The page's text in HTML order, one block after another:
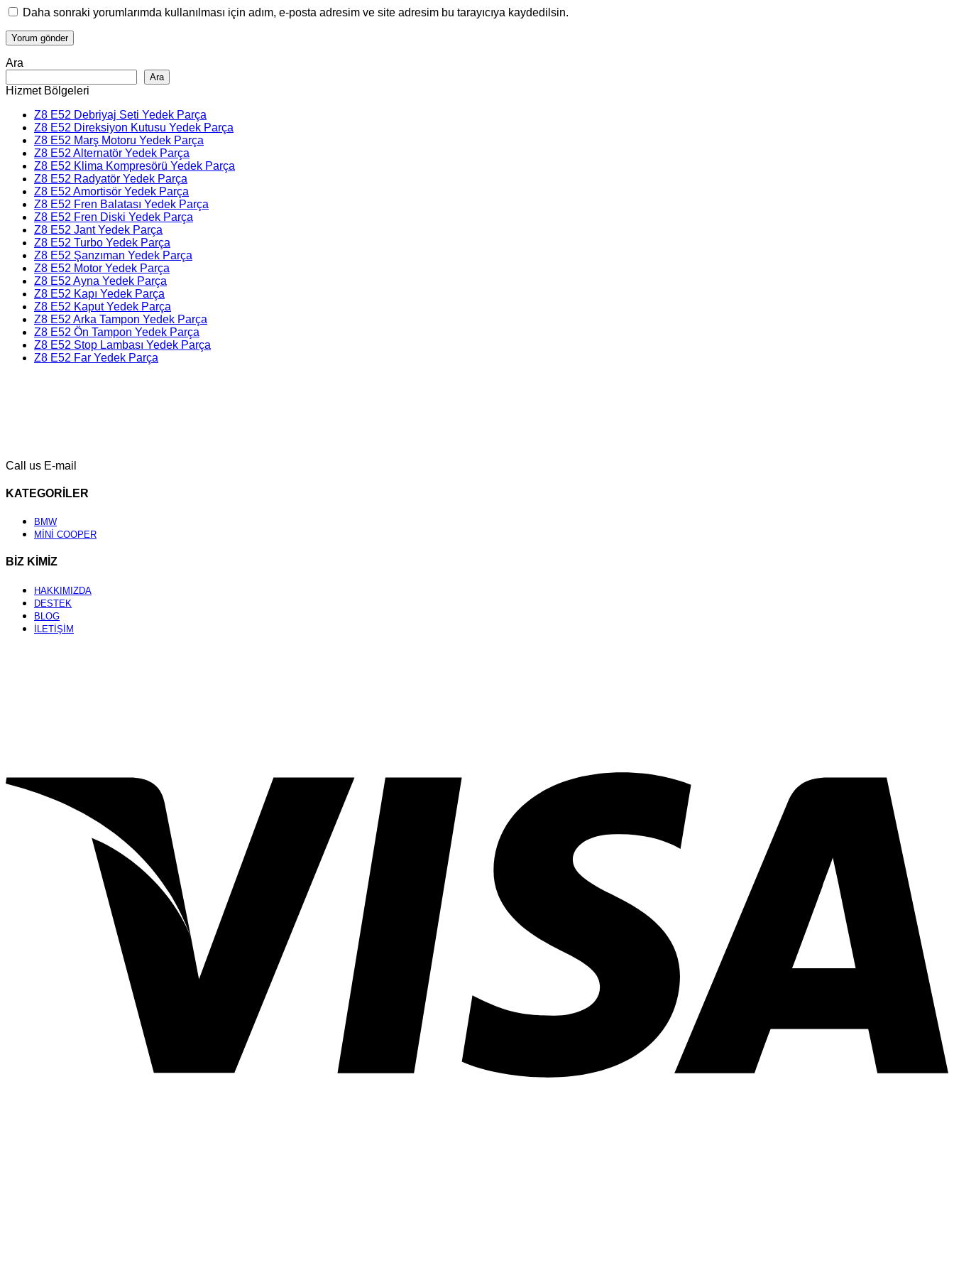
Daha sonraki yorumlarımda kullanılması için adım, e-posta adresim ve site adresim bu tarayıcıya kaydedilsin.
Ara
Ara
Hizmet Bölgeleri
Z8 E52 Debriyaj Seti Yedek Parça
Z8 E52 Direksiyon Kutusu Yedek Parça
Z8 E52 Marş Motoru Yedek Parça
Z8 E52 Alternatör Yedek Parça
Z8 E52 Klima Kompresörü Yedek Parça
Z8 E52 Radyatör Yedek Parça
Z8 E52 Amortisör Yedek Parça
Z8 E52 Fren Balatası Yedek Parça
Z8 E52 Fren Diski Yedek Parça
Z8 E52 Jant Yedek Parça
Z8 E52 Turbo Yedek Parça
Z8 E52 Şanzıman Yedek Parça
Z8 E52 Motor Yedek Parça
Z8 E52 Ayna Yedek Parça
Z8 E52 Kapı Yedek Parça
Z8 E52 Kaput Yedek Parça
Z8 E52 Arka Tampon Yedek Parça
Z8 E52 Ön Tampon Yedek Parça
Z8 E52 Stop Lambası Yedek Parça
Z8 E52 Far Yedek Parça
Call us E-mail
KATEGORİLER
BMW
MİNİ COOPER
BİZ KİMİZ
HAKKIMIZDA
DESTEK
BLOG
İLETİŞİM